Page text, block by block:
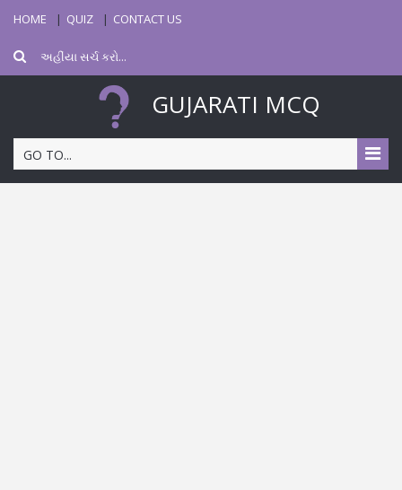
HOME QUIZ CONTACT US
GUJARATI MCQ
GO TO...